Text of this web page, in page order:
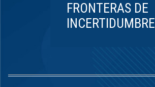
FRONTERAS DE
INCERTIDUMBRE